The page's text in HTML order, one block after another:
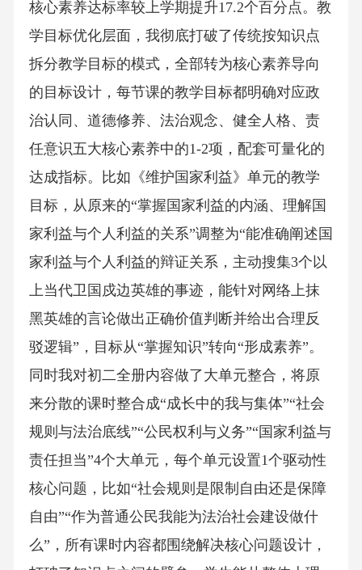
核心素养达标率较上学期提升17.2个百分点。教
学目标优化层面，我彻底打破了传统按知识点
拆分教学目标的模式，全部转为核心素养导向
的目标设计，每节课的教学目标都明确对应政
治认同、道德修养、法治观念、健全人格、责
任意识五大核心素养中的1-2项，配套可量化的
达成指标。比如《维护国家利益》单元的教学
目标，从原来的“掌握国家利益的内涵、理解国
家利益与个人利益的关系”调整为“能准确阐述国
家利益与个人利益的辩证关系，主动搜集3个以
上当代卫国戍边英雄的事迹，能针对网络上抹
黑英雄的言论做出正确价值判断并给出合理反
驳逻辑”，目标从“掌握知识”转向“形成素养”。
同时我对初二全册内容做了大单元整合，将原
来分散的课时整合成“成长中的我与集体”“社会
规则与法治底线”“公民权利与义务”“国家利益与
责任担当”4个大单元，每个单元设置1个驱动性
核心问题，比如“社会规则是限制自由还是保障
自由”“作为普通公民我能为法治社会建设做什
么”，所有课时内容都围绕解决核心问题设计，